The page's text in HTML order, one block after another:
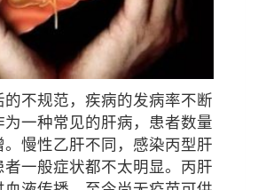
不规范，疾病的发病率不断
为一种常见的肝病，患者数量
。慢性乙肝不同，感染丙型肝
一般症状都不太明显。丙肝